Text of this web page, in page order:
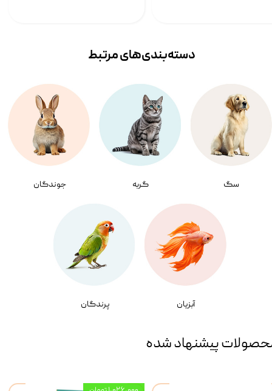
سگ گربه جوندگان
آبزیان پرندگان
دسته‌بندی‌‌های مرتبط
پیشنهاد شده